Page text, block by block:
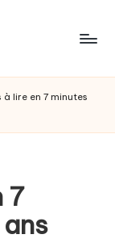
à lire en 7 minutes
7